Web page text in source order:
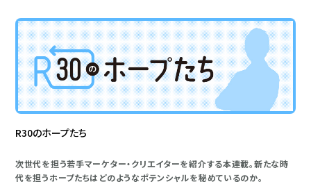
R30のホープたち
次世代を担う若手マーケター・クリエイターを紹介する本連載。新たな時
代を担うホープたちはどのようなポテンシャルを秘めているのか。